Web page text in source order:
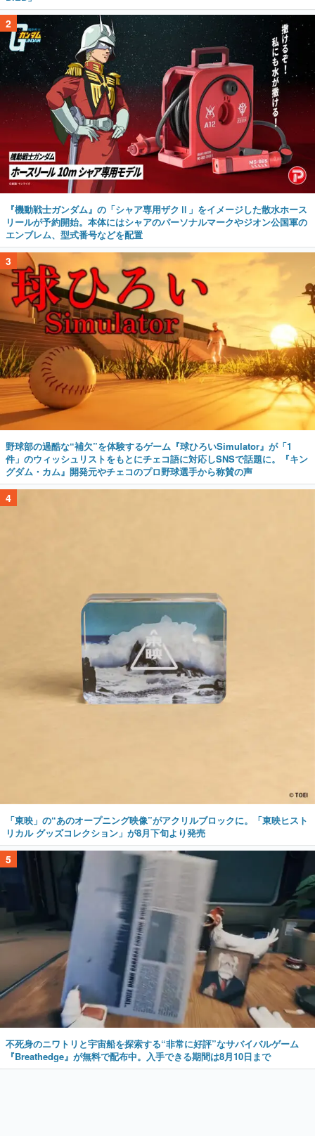
2
『機動戦士ガンダム』の「シャア専用ザクⅡ」をイメージした散水ホース
リールが予約開始。本体にはシャアのパーソナルマークやジオン公国軍の
エンブレム、型式番号などを配置
3
野球部の過酷な“補欠”を体験するゲーム『球ひろいSimulator』が「1
件」のウィッシュリストをもとにチェコ語に対応しSNSで話題に。『キン
グダム・カム』開発元やチェコのプロ野球選手から称賛の声
4
「東映」の“あのオープニング映像”がアクリルブロックに。「東映ヒスト
リカル グッズコレクション」が8月下旬より発売
5
不死身のニワトリと宇宙船を探索する“非常に好評”なサバイバルゲーム
『Breathedge』が無料で配布中。入手できる期間は8月10日まで